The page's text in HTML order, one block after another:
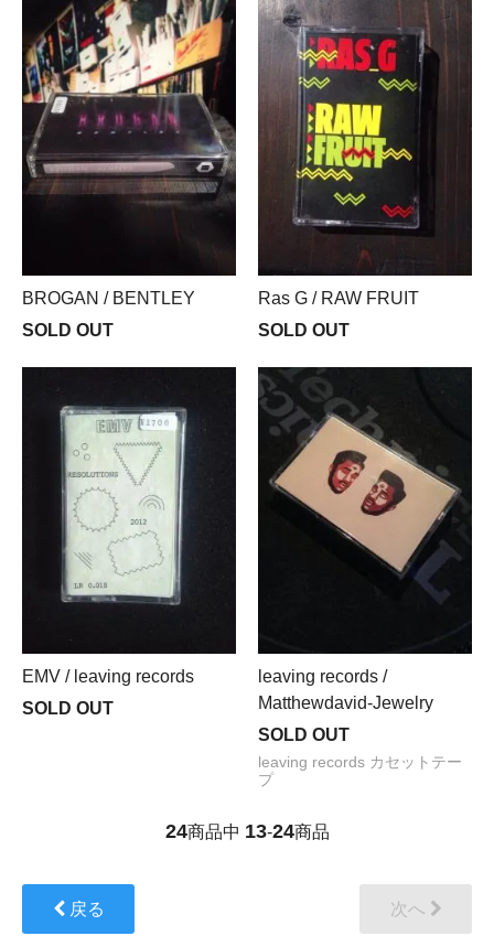
BROGAN / BENTLEY
SOLD OUT
Ras G / RAW FRUIT
SOLD OUT
EMV / leaving records
SOLD OUT
leaving records /
Matthewdavid-Jewelry
SOLD OUT
leaving records カセットテー
プ
24商品中 13-24商品
戻る 次へ